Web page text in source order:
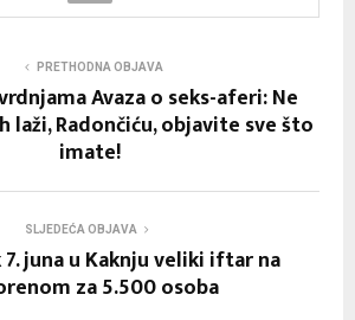
PRETHODNA OBJAVA
Avaza o seks-aferi: Ne
laži, Radončiću, objavite sve što
imate!
SLJEDEĆA OBJAVA
juna u Kaknju veliki iftar na
za 5.500 osoba